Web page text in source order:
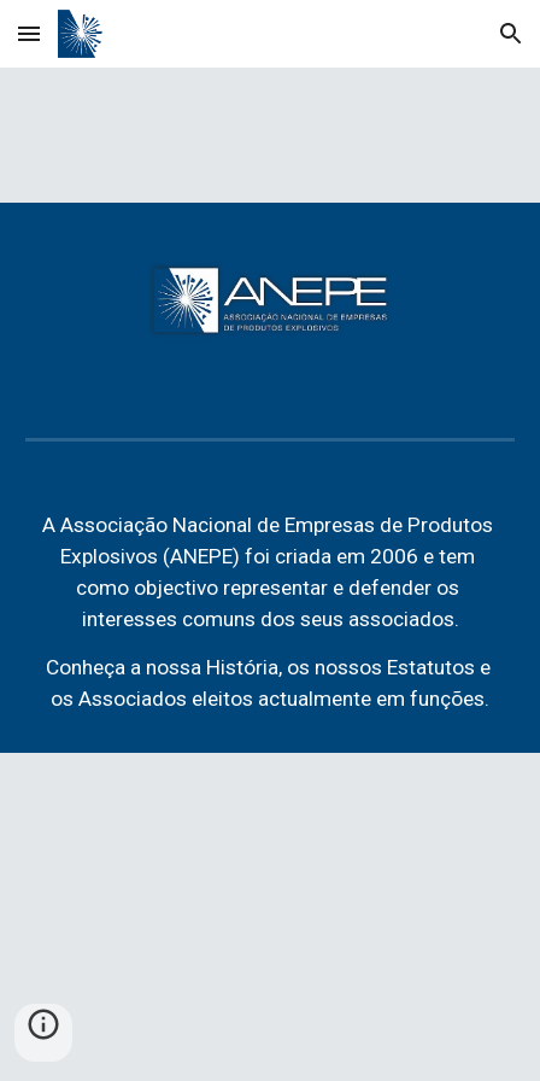
Skip to main content Skip to navigation
A Associação Nacional de Empresas de Produtos
Explosivos (ANEPE) foi criada em 2006 e tem
como objectivo representar e defender os
interesses comuns dos seus associados.
Conheça a nossa História, os nossos Estatutos e
os Associados eleitos actualmente em funções.